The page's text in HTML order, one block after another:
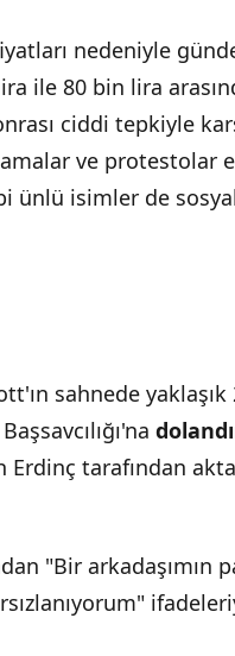
nedeniyle
ile 80 bin lira
ciddi tepkiyle
ve protestolar
ünlü isimler de
sahnede yaklaşık
Erdinç tarafından
"Bir